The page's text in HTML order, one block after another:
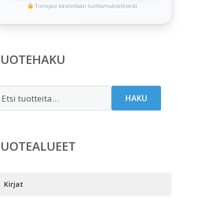
Tietojasi käsitellään luottamuksellisesti
HAKU
Kirjat